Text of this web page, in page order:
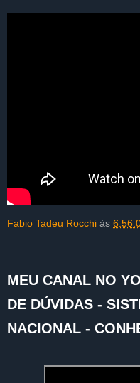
Fabio Tadeu Rocchi às
MEU CANAL NO
DE DÚVIDAS -
NACIONAL -